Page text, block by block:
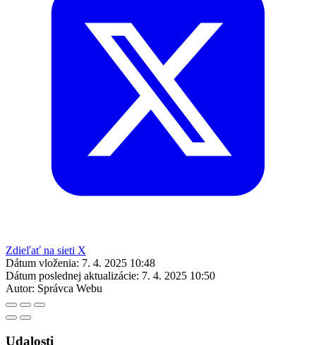
Zdieľať na sieti X
Dátum vloženia: 7. 4. 2025 10:48
Dátum poslednej aktualizácie: 7. 4. 2025 10:50
Autor: Správca Webu
Udalosti